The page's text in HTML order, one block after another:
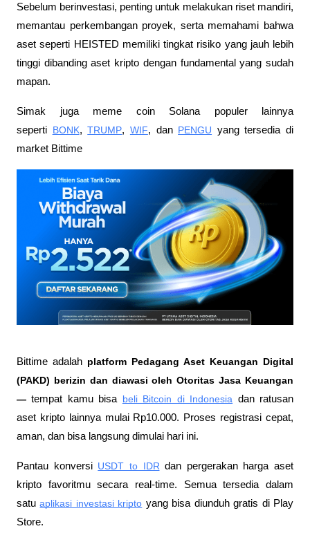
Sebelum berinvestasi, penting untuk melakukan riset mandiri,
memantau perkembangan proyek, serta memahami bahwa
aset seperti HEISTED memiliki tingkat risiko yang jauh lebih
tinggi dibanding aset kripto dengan fundamental yang sudah
mapan.
Simak juga meme coin Solana populer lainnya
seperti BONK, TRUMP, WIF, dan PENGU yang tersedia di
market Bittime
Bittime adalah platform Pedagang Aset Keuangan Digital
(PAKD) berizin dan diawasi oleh Otoritas Jasa Keuangan
— tempat kamu bisa beli Bitcoin di Indonesia dan ratusan
aset kripto lainnya mulai Rp10.000. Proses registrasi cepat,
aman, dan bisa langsung dimulai hari ini.
Pantau konversi USDT to IDR dan pergerakan harga aset
kripto favoritmu secara real-time. Semua tersedia dalam
satu aplikasi investasi kripto yang bisa diunduh gratis di Play
Store.